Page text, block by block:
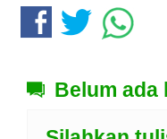
Belum ada